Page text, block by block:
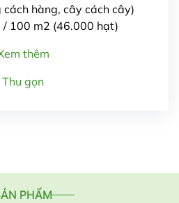
cách hàng, cây cách cây)
/ 100 m2 (46.000 hạt)
thêm
Thu gọn
PHẨM